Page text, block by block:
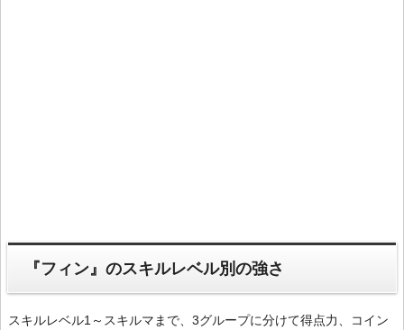
『フィン』のスキルレベル別の強さ
スキルレベル1～スキルマまで、3グループに分けて得点力、コイン